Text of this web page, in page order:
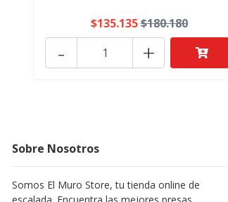
$135.135$180.180
+
-
Sobre Nosotros
Somos El Muro Store, tu tienda online de
escalada. Encuentra las mejores presas